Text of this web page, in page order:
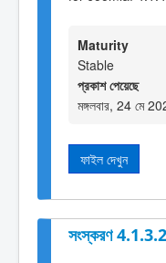
Maturity
Stable
প্রকাশ পেয়েছে
মঙ্গলবার, 24 মে
ফাইল দেখুন
সংস্করণ 4.1.3.2